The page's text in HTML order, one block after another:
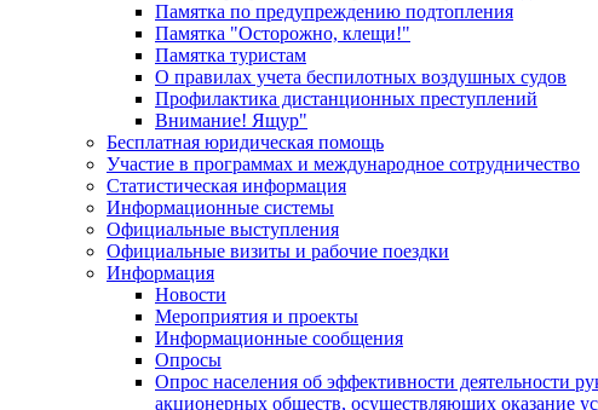
Памятка по предупреждению подтопления
Памятка "Осторожно, клещи!"
Памятка туристам
О правилах учета беспилотных воздушных судов
Профилактика дистанционных преступлений
Внимание! Ящур"
Бесплатная юридическая помощь
Участие в программах и международное сотрудничество
Статистическая информация
Информационные системы
Официальные выступления
Официальные визиты и рабочие поездки
Информация
Новости
Мероприятия и проекты
Информационные сообщения
Опросы
Опрос населения об эффективности деятельности
акционерных обществ, осуществляющих оказание